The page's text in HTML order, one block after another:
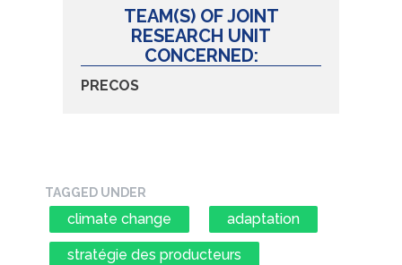
TEAM(S) OF JOINT
RESEARCH UNIT
CONCERNED:
PRECOS
TAGGED UNDER
climate change adaptation
stratégie des producteurs